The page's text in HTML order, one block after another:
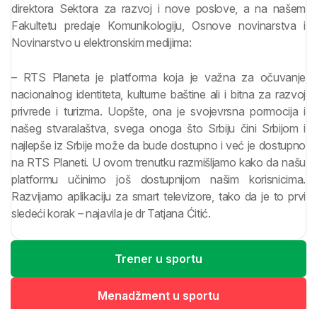
direktora Sektora za razvoj i nove poslove, a na našem
Fakultetu predaje Komunikologiju, Osnove novinarstva i
Novinarstvo u elektronskim medijima:
– RTS Planeta je platforma koja je važna za očuvanje
nacionalnog identiteta, kulturne baštine ali i bitna za razvoj
privrede i turizma. Uopšte, ona je svojevrsna pormocija i
našeg stvaralaštva, svega onoga što Srbiju čini Srbijom i
najlepše iz Srbije može da bude dostupno i već je dostupno
na RTS Planeti. U ovom trenutku razmišljamo kako da našu
platformu učinimo još dostupnijom našim korisnicima.
Razvijamo aplikaciju za smart televizore, tako da je to prvi
sledeći korak – najavila je dr Tatjana Ćitić.
Trener u sportu
Menadžment u sportu